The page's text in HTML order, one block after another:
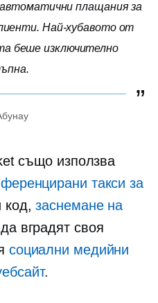
плащания за
Най-хубавото от
беше изключително
също използва
такси за
код,заснемане на
вградят своя
социални медийни
.